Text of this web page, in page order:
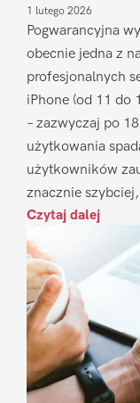
1 lutego 2026
Pogwarancyjna
obecnie jedna z
profesjonalnych
iPhone (od 11 do
– zazwyczaj po
użytkowania
użytkowników
znacznie
Czytaj dalej